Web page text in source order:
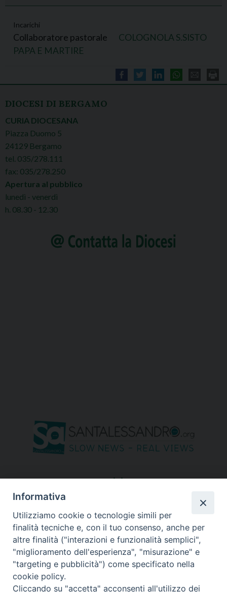
Incarichi
Collaboratore pastorale
COLOGNOLA S.SISTO
PAPA E MARTIRE
DIOCESI DI BERGAMO
CURIA DIOCESANA
Piazza Duomo 5
24129 Bergamo
tel. 035/278.111
fax: 035/278.250
Apertura al pubblico
lunedì - venerdì
h. 08.30 - 12.30
seguici su
Informativa
Utilizziamo cookie o tecnologie simili per
finalità tecniche e, con il tuo consenso, anche per
altre finalità ("interazioni e funzionalità semplici",
"miglioramento dell'esperienza", "misurazione" e
"targeting e pubblicità") come specificato nella
cookie policy.
Cliccando su "accetta" acconsenti all'utilizzo dei